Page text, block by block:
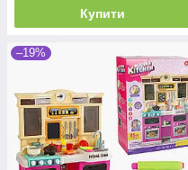
Купити
–19%